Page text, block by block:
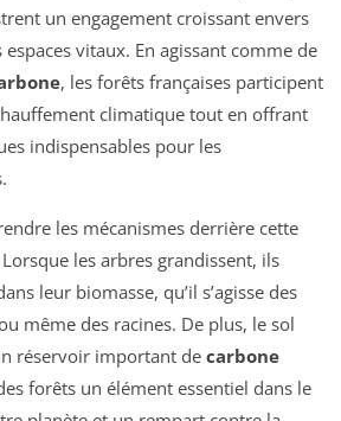
un engagement croissant envers
vitaux. En agissant comme de
, les forêts françaises participent
climatique tout en offrant
indispensables pour les
les mécanismes derrière cette
Lorsque les arbres grandissent, ils
leur biomasse, qu’il s’agisse des
même des racines. De plus, le sol
réservoir important de carbone
forêts un élément essentiel dans le